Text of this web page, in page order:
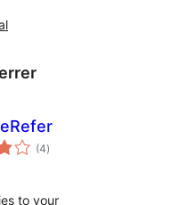
(4totaal
waarderingen
)
to your